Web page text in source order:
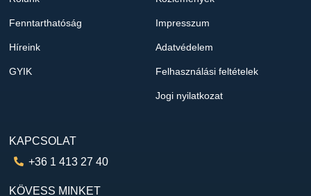
Fenntarthatóság
Híreink
GYIK
Impresszum
Adatvédelem
Felhasználási feltételek
Jogi nyilatkozat
KAPCSOLAT
+36 1 413 27 40
KÖVESS MINKET